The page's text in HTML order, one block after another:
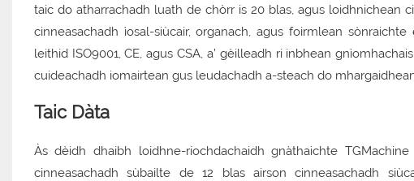
taic do atharrachadh luath de chòrr is 20 blas, agus loidhnichean
cinneasachadh ìosal-siùcair, organach, agus foirmlean
leithid ISO9001, CE, agus CSA, a’ gèilleadh ri inbhean
cuideachadh iomairtean gus leudachadh a-steach do
Taic Dàta
Às dèidh dhaibh loidhne-riochdachaidh gnàthaichte
cinneasachadh sùbailte de 12 blas airson cinneasachadh